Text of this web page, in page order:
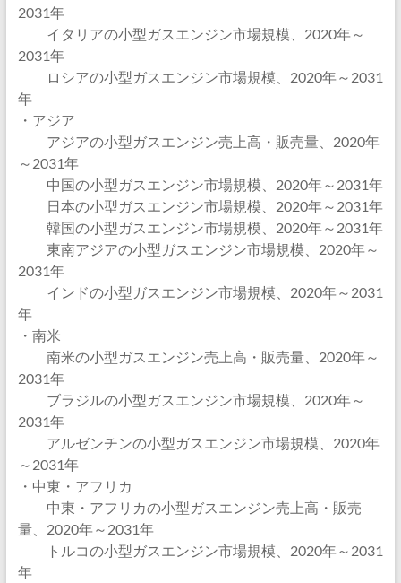
2031年
イタリアの小型ガスエンジン市場規模、2020年～
2031年
ロシアの小型ガスエンジン市場規模、2020年～2031
年
・アジア
アジアの小型ガスエンジン売上高・販売量、2020年
～2031年
中国の小型ガスエンジン市場規模、2020年～2031年
日本の小型ガスエンジン市場規模、2020年～2031年
韓国の小型ガスエンジン市場規模、2020年～2031年
東南アジアの小型ガスエンジン市場規模、2020年～
2031年
インドの小型ガスエンジン市場規模、2020年～2031
年
・南米
南米の小型ガスエンジン売上高・販売量、2020年～
2031年
ブラジルの小型ガスエンジン市場規模、2020年～
2031年
アルゼンチンの小型ガスエンジン市場規模、2020年
～2031年
・中東・アフリカ
中東・アフリカの小型ガスエンジン売上高・販売
量、2020年～2031年
トルコの小型ガスエンジン市場規模、2020年～2031
年